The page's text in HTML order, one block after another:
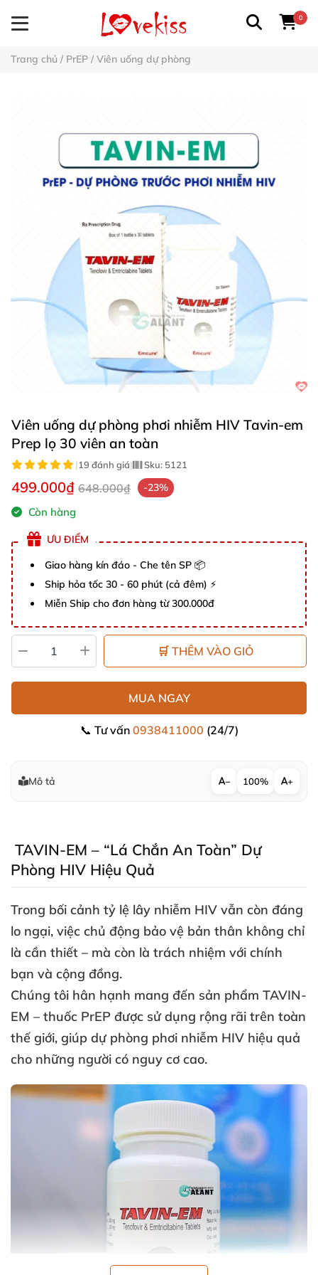
0
Trang chủ / PrEP / Viên uống dự phòng
Viên uống dự phòng phơi nhiễm HIV Tavin-em
Prep lọ 30 viên an toàn
|19 đánh giá| Sku: 5121
499.000₫ 648.000₫ -23%
Còn hàng
ƯU ĐIỂM
Giao hàng kín đáo - Che tên SP 📦
Ship hỏa tốc 30 - 60 phút (cả đêm) ⚡
Miễn Ship cho đơn hàng từ 300.000đ
🛒 THÊM VÀO GIỎ
MUA NGAY
📞 Tư vấn 0938411000 (24/7)
Mô tả − 100% +
TAVIN-EM – “Lá Chắn An Toàn” Dự
Phòng HIV Hiệu Quả
Trong bối cảnh tỷ lệ lây nhiễm HIV vẫn còn đáng
lo ngại, việc chủ động bảo vệ bản thân không chỉ
là cần thiết – mà còn là trách nhiệm với chính
bạn và cộng đồng.
Chúng tôi hân hạnh mang đến sản phẩm TAVIN-
EM – thuốc PrEP được sử dụng rộng rãi trên toàn
thế giới, giúp dự phòng phơi nhiễm HIV hiệu quả
cho những người có nguy cơ cao.